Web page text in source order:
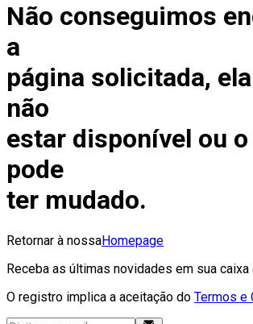
Não conseguimos
a
página solicitada,
não
estar disponível ou o
pode
ter mudado.
Retornar à nossaHomepage
Receba as últimas novidades em sua
O registro implica a aceitação do Termos e